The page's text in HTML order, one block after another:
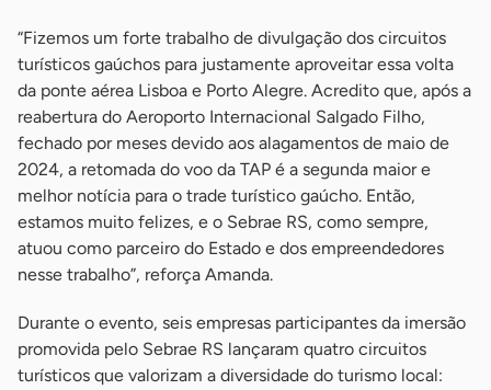
“Fizemos um forte trabalho de divulgação dos circuitos
turísticos gaúchos para justamente aproveitar essa volta
da ponte aérea Lisboa e Porto Alegre. Acredito que, após a
reabertura do Aeroporto Internacional Salgado Filho,
fechado por meses devido aos alagamentos de maio de
2024, a retomada do voo da TAP é a segunda maior e
melhor notícia para o trade turístico gaúcho. Então,
estamos muito felizes, e o Sebrae RS, como sempre,
atuou como parceiro do Estado e dos empreendedores
nesse trabalho”, reforça Amanda.
Durante o evento, seis empresas participantes da imersão
promovida pelo Sebrae RS lançaram quatro circuitos
turísticos que valorizam a diversidade do turismo local: